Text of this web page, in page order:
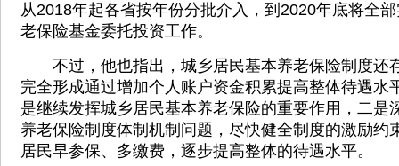
从2018年起各省按年份分批介入，到2020年底将全
老保险基金委托投资工作。
不过，他也指出，城乡居民基本养老保险制度还
完全形成通过增加个人账户资金积累提高整体待遇水
是继续发挥城乡居民基本养老保险的重要作用，二是
养老保险制度体制机制问题，尽快健全制度的激励约
居民早参保、多缴费，逐步提高整体的待遇水平。